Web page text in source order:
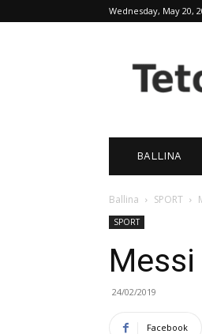
Wednesday, May 20,
BALLINA
Ballina SPORT
SPORT
24/02/2019
Facebook